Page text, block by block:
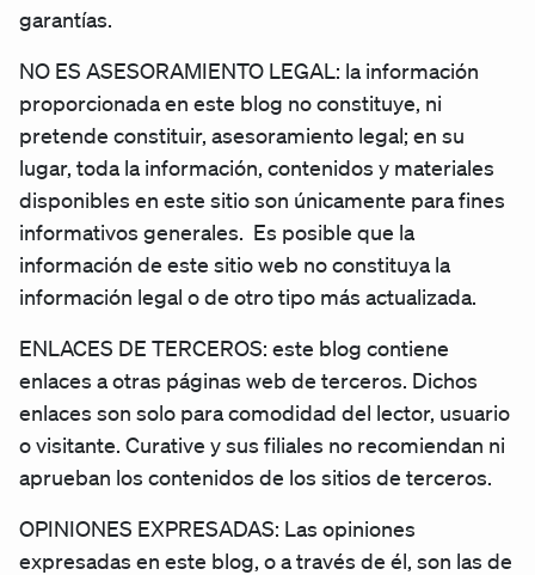
garantías.
NO ES ASESORAMIENTO LEGAL: la información
proporcionada en este blog no constituye, ni
pretende constituir, asesoramiento legal; en su
lugar, toda la información, contenidos y materiales
disponibles en este sitio son únicamente para fines
informativos generales. Es posible que la
información de este sitio web no constituya la
información legal o de otro tipo más actualizada.
ENLACES DE TERCEROS: este blog contiene
enlaces a otras páginas web de terceros. Dichos
enlaces son solo para comodidad del lector, usuario
o visitante. Curative y sus filiales no recomiendan ni
aprueban los contenidos de los sitios de terceros.
OPINIONES EXPRESADAS: Las opiniones
expresadas en este blog, o a través de él, son las de